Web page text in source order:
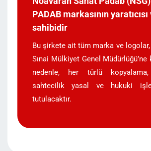
PADAB markasının
sahibidir
Bu şirkete ait tüm marka ve
Sınai Mülkiyet Genel Müdürlüğü’ne
nedenle, her türlü
sahtecilik yasal ve hukuki
tutulacaktır.